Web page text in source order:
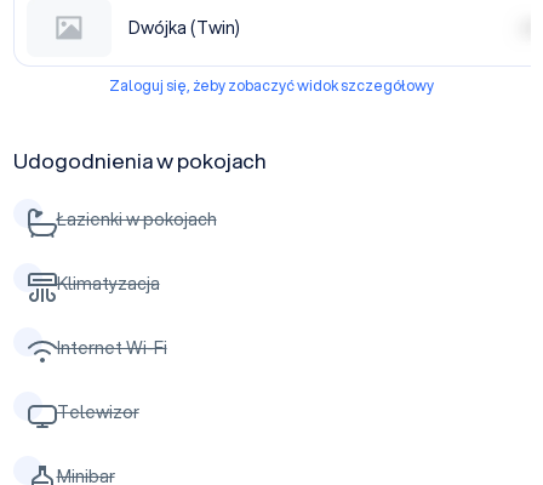
Dwójka (Twin)
Zaloguj się, żeby zobaczyć widok szczegółowy
Udogodnienia w pokojach
Łazienki w pokojach
Klimatyzacja
Internet Wi-Fi
Telewizor
Minibar